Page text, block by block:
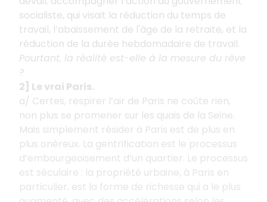
socialiste, qui visait la réduction du temps de
travail, l’abaissement de l'âge de la retraite, et la
réduction de la durée hebdomadaire de travail.
Pourtant, la réalité est-elle à la mesure du rêve
?
2] Le vrai Paris.
a/ Certes, respirer l’air de Paris ne coûte rien,
non plus se promener sur les quais de la Seine.
Mais simplement résider à Paris est de plus en
plus onéreux. La gentrification est le processus
d’embourgeoisement d’un quartier. Le processus
est séculaire : la propriété urbaine, à Paris en
particulier, est la forme de richesse qui a le plus